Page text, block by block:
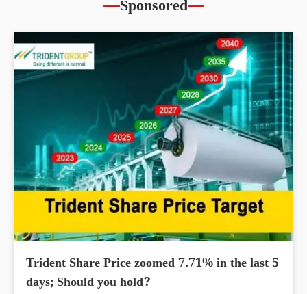
Sponsored
Trident Share Price zoomed 7.71% in the last 5
days; Should you hold?